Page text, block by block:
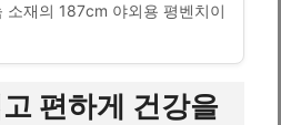
소재의 187cm 야외용 평벤치이
편하게 건강을